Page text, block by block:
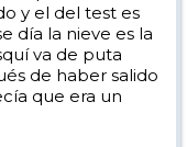
y el del test es
día la nieve es la
va de puta
de haber salido
que era un